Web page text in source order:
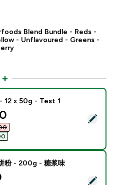
Blend Bundle - Reds -
- Unflavoured - Greens -
锻炼凝胶 - 12 x 50g - Test 1
12 x 50g - Test 1
price
式蛋白煎饼粉 - 200g - 糖浆味
粉 - 200g - 糖浆味
price